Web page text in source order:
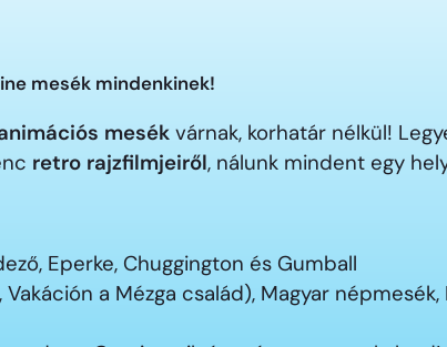
mesék mindenkinek!
mesék várnak, korhatár nélkül!
retro rajzfilmjeiről, nálunk mindent egy
Eperke, Chuggington és Gumball
a Mézga család), Magyar népmesék,